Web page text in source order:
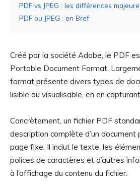
PDF vs JPEG : les différences
PDF ou JPEG : en Bref
Créé par la société Adobe, le PDF
Portable Document Format.
format présente divers types de
lisible ou visualisable, en en
Concrètement, un fichier PDF
description complète d’un document
page fixe. Il inclut le texte, les
polices de caractères et d’autres
à l’affichage du contenu du fichier.